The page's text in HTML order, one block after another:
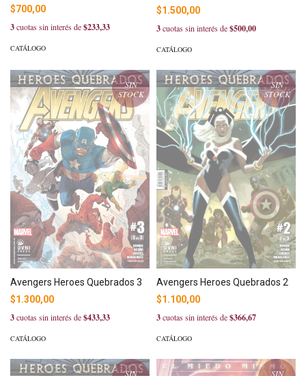
$700,00
3cuotas sin interés de$233,33
CATÁLOGO
$1.500,00
3cuotas sin interés de$500,00
CATÁLOGO
SIN
STOCK
Avengers Heroes Quebrados 3
$1.300,00
3cuotas sin interés de$433,33
CATÁLOGO
SIN
STOCK
Avengers Heroes Quebrados 2
$1.100,00
3cuotas sin interés de$366,67
CATÁLOGO
SIN
SIN